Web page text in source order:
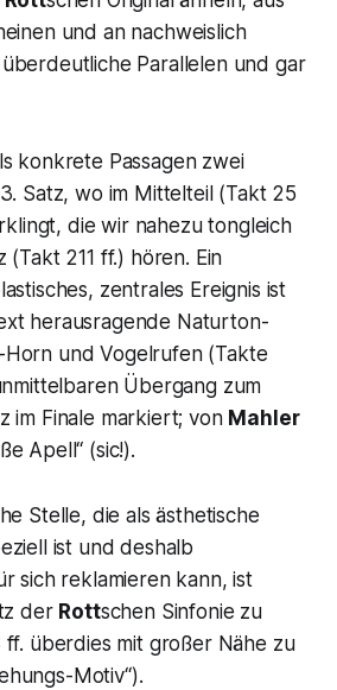
und an nachweislich
Parallelen und gar
konkrete Passagen zwei
Satz, wo im Mittelteil (Takt 25
die wir nahezu tongleich
(Takt 211 ff.) hören. Ein
zentrales Ereignis ist
herausragende Naturton-
Horn und Vogelrufen (Takte
Übergang zum
im Finale markiert; von Mahler
Apell“ (sic!).
Stelle, die als ästhetische
ist und deshalb
sich reklamieren kann, ist
der Rottschen Sinfonie zu
überdies mit großer Nähe zu
Motiv“).